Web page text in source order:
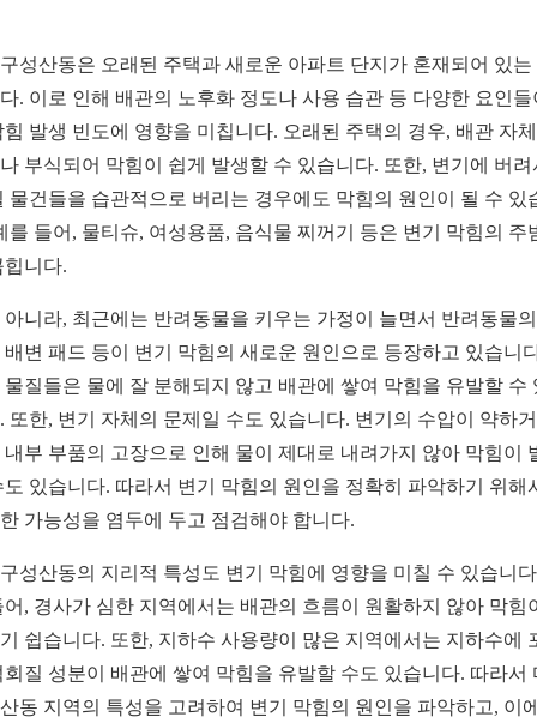
성산동은 오래된 주택과 새로운 아파트 단지가 혼재되어 있는
. 이로 인해 배관의 노후화 정도나 사용 습관 등 다양한 요인들
힘 발생 빈도에 영향을 미칩니다. 오래된 주택의 경우, 배관 자
부식되어 막힘이 쉽게 발생할 수 있습니다. 또한, 변기에 버려
물건들을 습관적으로 버리는 경우에도 막힘의 원인이 될 수 있
를 들어, 물티슈, 여성용품, 음식물 찌꺼기 등은 변기 막힘의 주
힙니다.
아니라, 최근에는 반려동물을 키우는 가정이 늘면서 반려동물
배변 패드 등이 변기 막힘의 새로운 원인으로 등장하고 있습니
물질들은 물에 잘 분해되지 않고 배관에 쌓여 막힘을 유발할 수
또한, 변기 자체의 문제일 수도 있습니다. 변기의 수압이 약하
내부 부품의 고장으로 인해 물이 제대로 내려가지 않아 막힘이
도 있습니다. 따라서 변기 막힘의 원인을 정확히 파악하기 위해
가능성을 염두에 두고 점검해야 합니다.
성산동의 지리적 특성도 변기 막힘에 영향을 미칠 수 있습니
어, 경사가 심한 지역에서는 배관의 흐름이 원활하지 않아 막힘
쉽습니다. 또한, 지하수 사용량이 많은 지역에서는 지하수에
회질 성분이 배관에 쌓여 막힘을 유발할 수도 있습니다. 따라서
동 지역의 특성을 고려하여 변기 막힘의 원인을 파악하고, 이